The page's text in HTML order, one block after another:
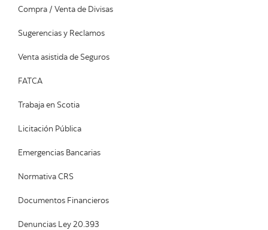
Compra / Venta de Divisas
Sugerencias y Reclamos
Venta asistida de Seguros
FATCA
Trabaja en Scotia
Licitación Pública
Emergencias Bancarias
Normativa CRS
Documentos Financieros
Denuncias Ley 20.393